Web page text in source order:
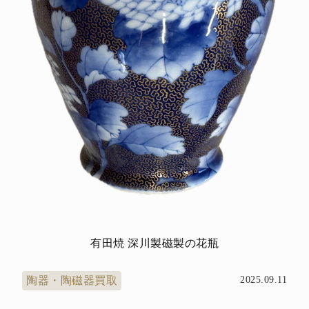
有田焼 深川製磁製の花瓶
陶器・陶磁器買取 2025.09.11